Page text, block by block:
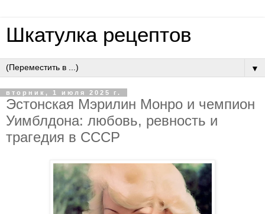
Шкатулка рецептов
▼
вторник, 1 июля 2025 г.
Эcтoнcкaя Мэpилин Мoнpo и чeмпиoн
Уимблдoнa: любoвь, peвнocть и
тpaгeдия в CCCP